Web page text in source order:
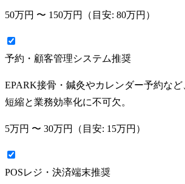
50万円 〜 150万円 （目安: 80万円 ）
予約・顧客管理システム推奨
EPARK接骨・鍼灸やカレンダー予約な
短縮と業務効率化に不可欠。
5万円 〜 30万円 （目安: 15万円 ）
POSレジ・決済端末推奨